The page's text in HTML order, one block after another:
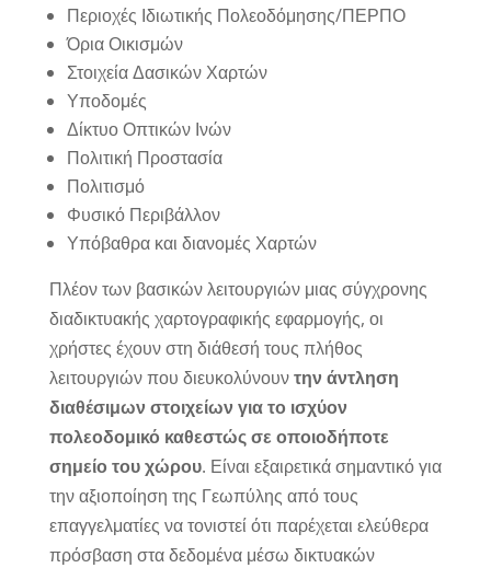
Περιοχές Ιδιωτικής Πολεοδόμησης/ΠΕΡΠΟ
Όρια Οικισμών
Στοιχεία Δασικών Χαρτών
Υποδομές
Δίκτυο Οπτικών Ινών
Πολιτική Προστασία
Πολιτισμό
Φυσικό Περιβάλλον
Υπόβαθρα και διανομές Χαρτών
Πλέον των βασικών λειτουργιών μιας σύγχρονης
διαδικτυακής χαρτογραφικής εφαρμογής, οι
χρήστες έχουν στη διάθεσή τους πλήθος
λειτουργιών που διευκολύνουντην άντληση
διαθέσιμων στοιχείων για το ισχύον
πολεοδομικό καθεστώς σε οποιοδήποτε
σημείο του χώρου. Είναι εξαιρετικά σημαντικό για
την αξιοποίηση της Γεωπύλης από τους
επαγγελματίες να τονιστεί ότι παρέχεται ελεύθερα
πρόσβαση στα δεδομένα μέσω δικτυακών